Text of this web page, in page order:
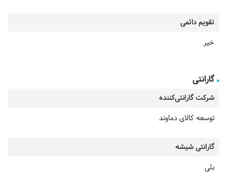
تقویم دائمی
خیر
گارانتی
شرکت گارانتی‌کننده
توسعه کالای دماوند
گارانتی شیشه
بلی